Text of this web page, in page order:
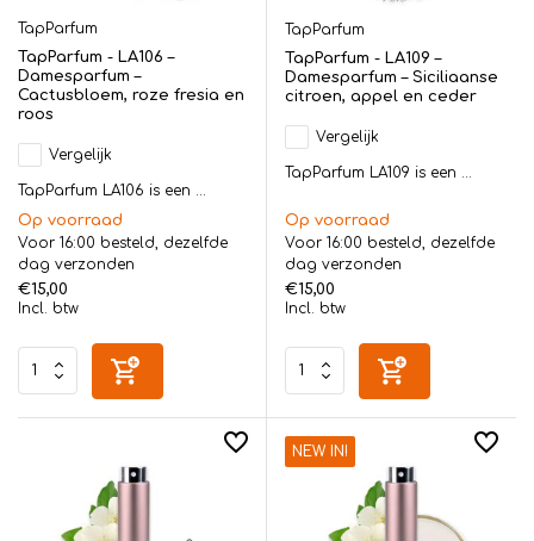
TapParfum
TapParfum - LA106 –
Damesparfum –
Cactusbloem, roze fresia en
roos
Vergelijk
TapParfum LA106 is een ...
Op voorraad
Voor 16:00 besteld, dezelfde
dag verzonden
€15,00
Incl. btw
TapParfum
TapParfum - LA109 –
Damesparfum – Siciliaanse
citroen, appel en ceder
Vergelijk
TapParfum LA109 is een ...
Op voorraad
Voor 16:00 besteld, dezelfde
dag verzonden
€15,00
Incl. btw
NEW IN!